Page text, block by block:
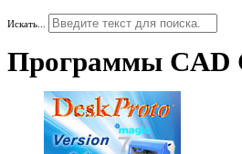
Искать...
Программы CAD